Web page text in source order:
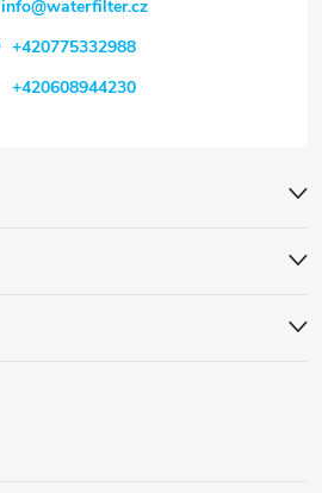
info@waterfilter.cz
+420775332988
+420608944230